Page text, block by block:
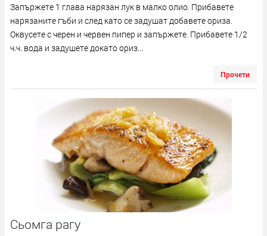
Запържете 1 глава нарязан лук в малко олио. Прибавете
нарязаните гъби и след като се задушат добавете ориза.
Оквусете с черен и червен пипер и запържете. Прибавете 1/2
ч.ч. вода и задушете докато ориз...
Прочети
Сьомга рагу